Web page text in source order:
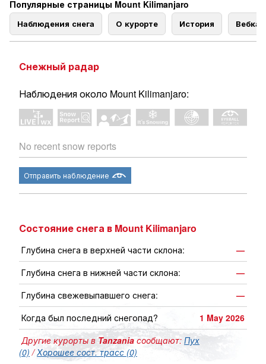
Популярные страницы Mount Kilimanjaro
Наблюдения снега О курорте История
Снежный радар
Наблюдения около Mount Kilimanjaro:
No recent snow reports
Отправить наблюдение
Состояние снега в Mount Kilimanjaro
Глубина снега в верхней части склона:
—
Глубина снега в нижней части склона:
—
Глубина свежевыпавшего снега:
—
Когда был последний снегопад?
1 May 2026
Другие курорты вTanzania сообщают: Пух
(0) /Хорошее сост. трасс (0)